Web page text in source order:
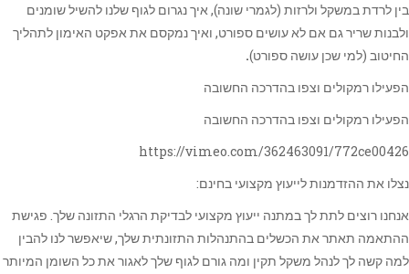
בין לרדת במשקל ולרזות (לגמרי שונה), איך נגרום לגוף שלנו להשיל שומנים
ולבנות שריר גם אם לא עושים ספורט, ואיך נמקסם את אפקט האימון לתהליך
החיטוב (למי שכן עושה ספורט).
הפעילו רמקולים וצפו בהדרכה החשובה
הפעילו רמקולים וצפו בהדרכה החשובה
https://vimeo.com/362463091/772ce00426
נצלו את ההזדמנות לייעוץ מקצועי בחינם:
אנחנו רוצים לתת לך במתנה ייעוץ מקצועי לבדיקת הרגלי התזונה שלך. פגישת
ההתאמה תאתר את הכשלים בהתנהלות התזונתית שלך, שיאפשר לנו להבין
למה קשה לך לנהל משקל תקין ומה גורם לגוף שלך לאגור את כל השומן המיותר